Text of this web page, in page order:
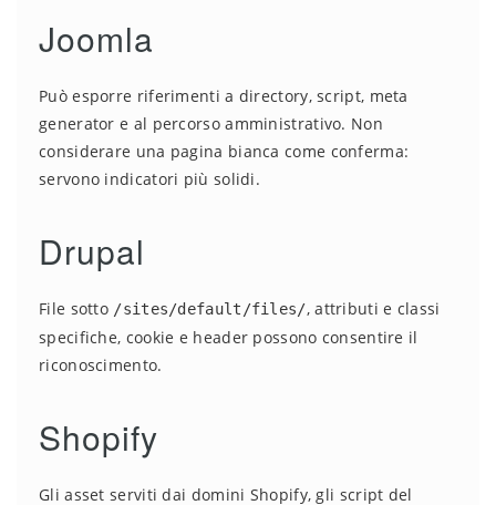
Joomla
Può esporre riferimenti a directory, script, meta
generator e al percorso amministrativo. Non
considerare una pagina bianca come conferma:
servono indicatori più solidi.
Drupal
File sotto /sites/default/files/, attributi e classi
specifiche, cookie e header possono consentire il
riconoscimento.
Shopify
Gli asset serviti dai domini Shopify, gli script del